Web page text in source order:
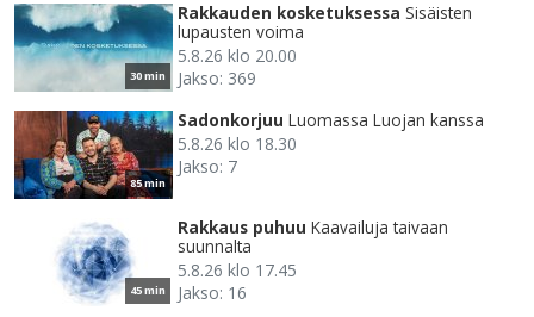
30 min
Rakkauden kosketuksessa Sisäisten
lupausten voima
5.8.26 klo 20.00
Jakso: 369
85 min
Sadonkorjuu Luomassa Luojan kanssa
5.8.26 klo 18.30
Jakso: 7
45 min
Rakkaus puhuu Kaavailuja taivaan
suunnalta
5.8.26 klo 17.45
Jakso: 16